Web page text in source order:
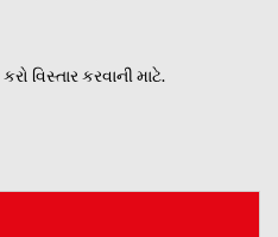
વિસ્તાર કરવાની માટે.